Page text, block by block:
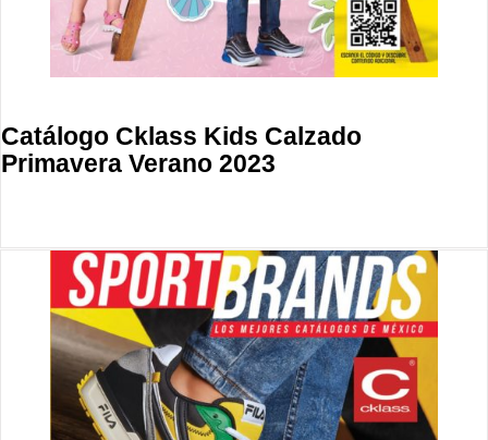
Catálogo Cklass Kids Calzado
Primavera Verano 2023